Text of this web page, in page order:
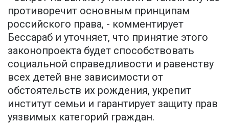
противоречит основным принципам
российского права, - комментирует
Бессараб и уточняет, что принятие этого
законопроекта будет способствовать
социальной справедливости и равенству
всех детей вне зависимости от
обстоятельств их рождения, укрепит
институт семьи и гарантирует защиту прав
уязвимых категорий граждан.